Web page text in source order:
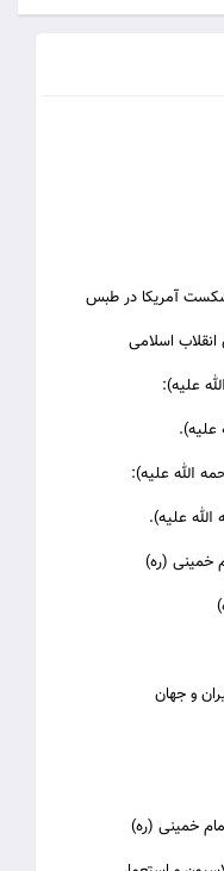
شکست آمریکا در طبس
اسلامی
علیه):
علیه).
الله علیه):
الله علیه).
خمینی (ره)
و جهان
خمینی (ره)